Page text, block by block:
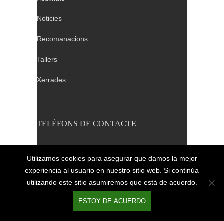
Noticies
Recomanacions
Tallers
Xerrades
TELÈFONS DE CONTACTE
Barcelona: 932 640 655
Tarragona: 689 411 324
Lleida i Girona: 689 411 324
2014 © APFSCAT
Utilizamos cookies para asegurar que damos la mejor
experiencia al usuario en nuestro sitio web. Si continúa
utilizando este sitio asumiremos que está de acuerdo.
ESTOY DE ACUERDO